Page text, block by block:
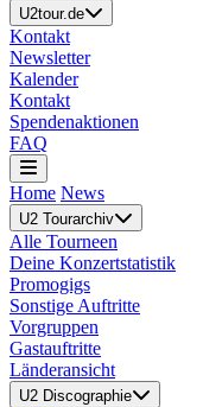
U2tour.de
Kontakt
Newsletter
Kalender
Kontakt
Spendenaktionen
FAQ
Home News
U2 Tourarchiv
Alle Tourneen
Deine Konzertstatistik
Promogigs
Sonstige Auftritte
Vorgruppen
Gastauftritte
Länderansicht
U2 Discographie